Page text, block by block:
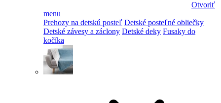
Otvoriť
menu
Prehozy na detskú posteľ Detské posteľné obliečky
Detské závesy a záclony Detské deky Fusaky do
kočíka